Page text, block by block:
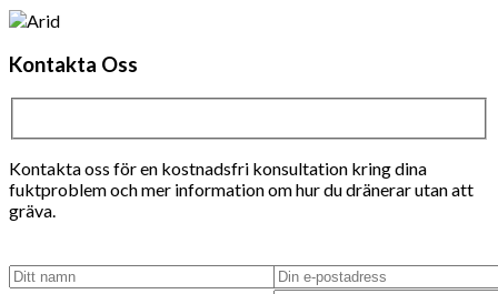
Kontakta Oss
Kontakta oss för en kostnadsfri konsultation kring dina
fuktproblem och mer information om hur du dränerar utan att
gräva.